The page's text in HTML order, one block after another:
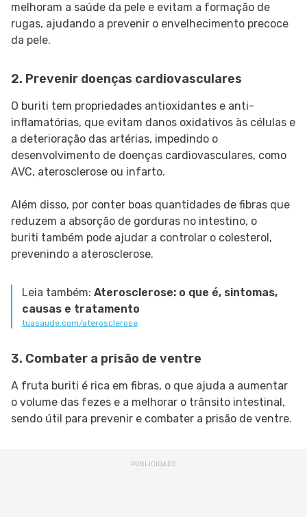
melhoram a saúde da pele e evitam a formação de
rugas, ajudando a prevenir o envelhecimento precoce
da pele.
2. Prevenir doenças cardiovasculares
O buriti tem propriedades antioxidantes e anti-
inflamatórias, que evitam danos oxidativos às células e
a deterioração das artérias, impedindo o
desenvolvimento de doenças cardiovasculares, como
AVC, aterosclerose ou infarto.
Além disso, por conter boas quantidades de fibras que
reduzem a absorção de gorduras no intestino, o
buriti também pode ajudar a controlar o colesterol,
prevenindo a aterosclerose.
Leia também: Aterosclerose: o que é, sintomas,
causas e tratamento
tuasaude.com/aterosclerose
3. Combater a prisão de ventre
A fruta buriti é rica em fibras, o que ajuda a aumentar
o volume das fezes e a melhorar o trânsito intestinal,
sendo útil para prevenir e combater a prisão de ventre.